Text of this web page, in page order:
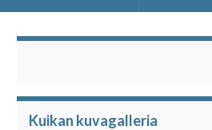
Kuikan kuvagalleria